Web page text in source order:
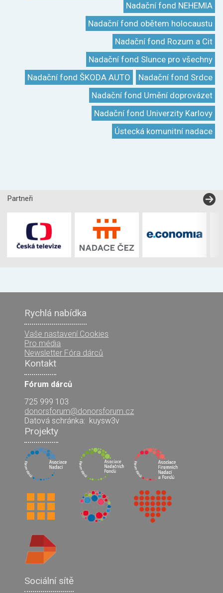
Nadační fond NEHEMIA
Nadační fond obětem holocaustu
Nadační fond Rozum a Cit
Nadační fond Slunce pro všechny
Nadační fond Srdce
Nadační fond ŠKODA AUTO
Nadační fond Umění doprovázet
Nadační fond Univerzity Karlovy
Ústecká komunitní nadace
Partneři
Rychlá nabídka
Vaše nastavení Cookies
Pro média
Newsletter Fóra dárců
Kontakt
Fórum dárců
725 999 103
donorsforum@donorsforum.cz
Datová schránka: kuysw3v
Projekty
Sociální sítě